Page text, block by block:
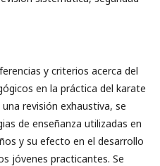
y criterios acerca del
en la práctica del karate
revisión exhaustiva, se
de enseñanza utilizadas en
y su efecto en el desarrollo
jóvenes practicantes. Se